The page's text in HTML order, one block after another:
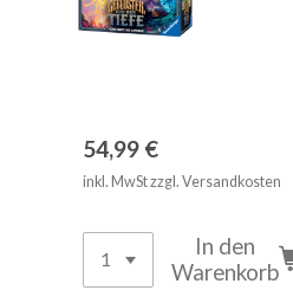
54,99 €
inkl. MwSt zzgl. Versandkosten
In den
Warenkorb